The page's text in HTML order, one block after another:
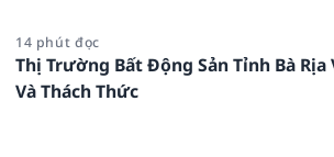
14 phút đọc
Thị Trường Bất Động Sản Tỉnh Bà Rịa
Và Thách Thức